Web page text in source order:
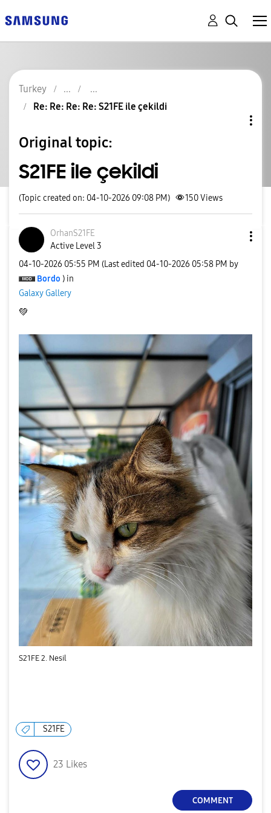
Turkey
Re: Re: Re: Re: S21FE ile çekildi
Original topic:
S21FE ile çekildi
(Topic created on: 04-10-2026 09:08 PM) 150Views
OrhanS21FE
Active Level 3
‎04-10-2026 05:55 PM (Last edited ‎04-10-2026 05:58 PM by
Bordo ) in
Galaxy Gallery
💚
S21FE 2. Nesil
S21FE
23 Likes
COMMENT